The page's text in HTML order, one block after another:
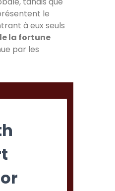
le
à eux seuls
la fortune
par les